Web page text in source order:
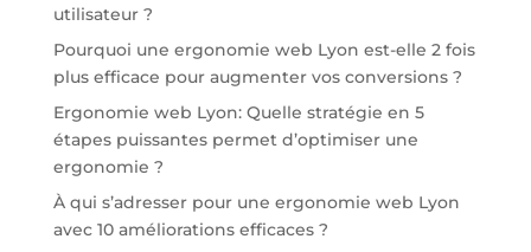
utilisateur ?
Pourquoi une ergonomie web Lyon est-elle 2 fois
plus efficace pour augmenter vos conversions ?
Ergonomie web Lyon: Quelle stratégie en 5
étapes puissantes permet d’optimiser une
ergonomie ?
À qui s’adresser pour une ergonomie web Lyon
avec 10 améliorations efficaces ?